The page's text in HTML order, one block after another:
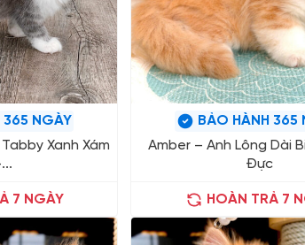
365 NGÀY
Xanh Xám
7 NGÀY
BẢO HÀNH 365
Amber – Anh Lông Dài
Đực
HOÀN TRẢ 7